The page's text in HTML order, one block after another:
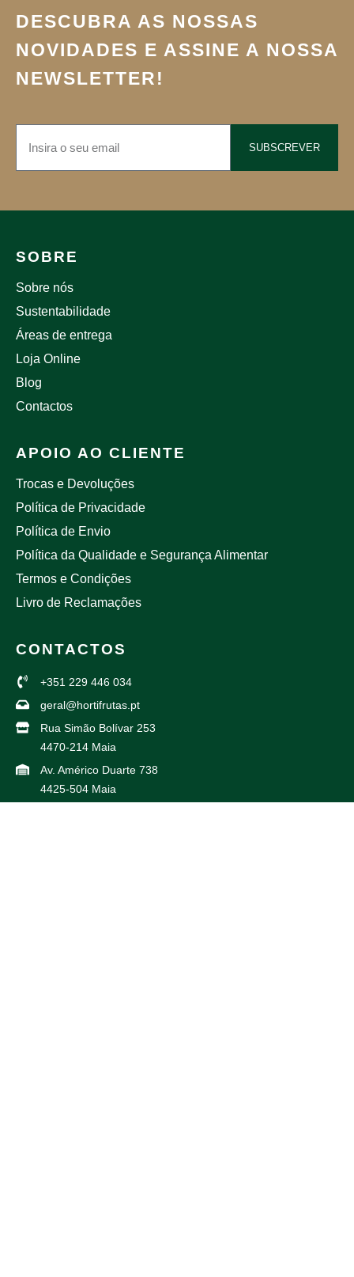
DESCUBRA AS NOSSAS
NOVIDADES E ASSINE A NOSSA
NEWSLETTER!
SUBSCREVER
SOBRE
Sobre nós
Sustentabilidade
Áreas de entrega
Loja Online
Blog
Contactos
APOIO AO CLIENTE
Trocas e Devoluções
Política de Privacidade
Política de Envio
Política da Qualidade e Segurança Alimentar
Termos e Condições
Livro de Reclamações
CONTACTOS
+351 229 446 034
geral@hortifrutas.pt
Rua Simão Bolívar 253
4470-214 Maia
Av. Américo Duarte 738
4425-504 Maia